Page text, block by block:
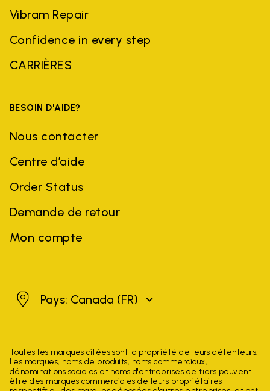
Vibram Repair
Confidence in every step
CARRIÈRES
BESOIN D'AIDE?
Nous contacter
Centre d’aide
Order Status
Demande de retour
Mon compte
CanadaPays: Canada (FR)
Toutes les marques citées sont la propriété de leurs détenteurs.
Les marques, noms de produits, noms commerciaux,
dénominations sociales et noms d'entreprises de tiers peuvent
être des marques commerciales de leurs propriétaires